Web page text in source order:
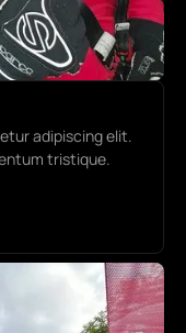
adipiscing elit.
tristique.